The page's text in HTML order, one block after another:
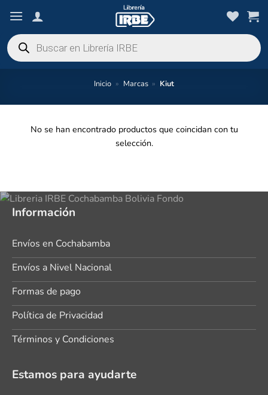
contenido
Búsqueda
de
productos
Inicio » Marcas » Kiut
No se han encontrado productos que coincidan con tu
selección.
Información
Envíos en Cochabamba
Envíos a Nivel Nacional
Formas de pago
Política de Privacidad
Términos y Condiciones
Estamos para ayudarte